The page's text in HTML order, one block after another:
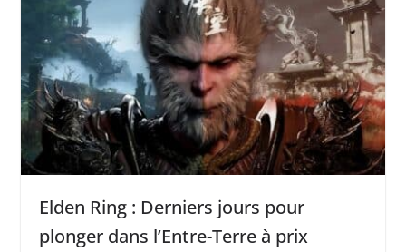
Elden Ring : Derniers jours pour
plonger dans l’Entre-Terre à prix